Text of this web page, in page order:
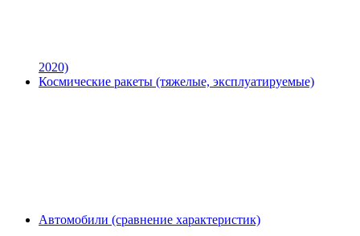
2020)
Космические ракеты (тяжелые, эксплуатируемые)
Автомобили (сравнение характеристик)